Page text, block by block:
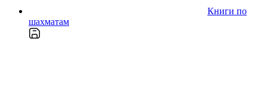
Книги по
шахматам